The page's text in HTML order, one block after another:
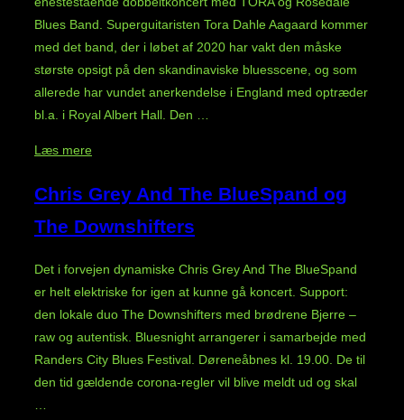
Blues Band. Superguitaristen Tora Dahle Aagaard kommer
med det band, der i løbet af 2020 har vakt den måske
største opsigt på den skandinaviske bluesscene, og som
allerede har vundet anerkendelse i England med optræder
bl.a. i Royal Albert Hall. Den …
Læs mere“Dobbeltkoncert
TORA
Rosedale
Blues
Band.”
Chris Grey And The BlueSpand og
The Downshifters
Det i forvejen dynamiske Chris Grey And The BlueSpand
er helt elektriske for igen at kunne gå koncert. Support:
den lokale duo The Downshifters med brødrene Bjerre –
raw og autentisk. Bluesnight arrangerer i samarbejde med
Randers City Blues Festival. Døreneåbnes kl. 19.00. De til
den tid gældende corona-regler vil blive meldt ud og skal
…